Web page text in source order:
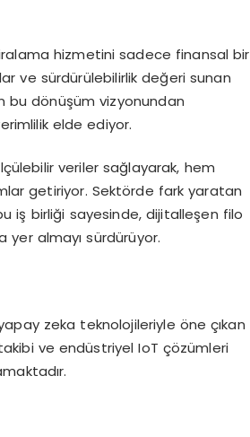
hizmetini sadece finansal bir
ve sürdürülebilirlik değeri sunan
bu dönüşüm vizyonundan
elde ediyor.
veriler sağlayarak, hem
getiriyor. Sektörde fark yaratan
iş birliği sayesinde, dijitalleşen filo
almayı sürdürüyor.
zeka teknolojileriyle öne çıkan
ve endüstriyel IoT çözümleri